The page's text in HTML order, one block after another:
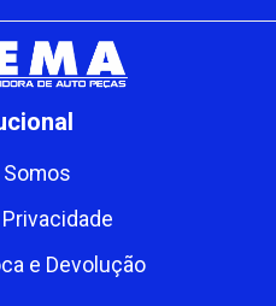
Somos
e Devolução